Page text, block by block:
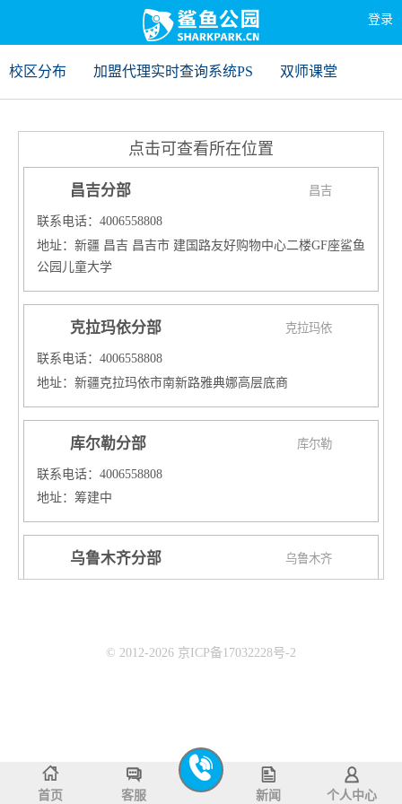
登录
校区分布 加盟代理实时查询系统PS 双师课堂
点击可查看所在位置
昌吉分部 昌吉
联系电话：4006558808
地址：新疆 昌吉 昌吉市 建国路友好购物中心二楼GF座鲨鱼
公园儿童大学
克拉玛依分部 克拉玛依
联系电话：4006558808
地址：新疆克拉玛依市南新路雅典娜高层底商
库尔勒分部 库尔勒
联系电话：4006558808
地址：筹建中
乌鲁木齐分部 乌鲁木齐
校区二：乌鲁木齐天山区国际置地新天地培训中心
联系电话：4006558808
地址：武威市凉州区天一时代城郁金香门口二楼
首页 客服 新闻 个人中心
© 2012-2026 京ICP备17032228号-2